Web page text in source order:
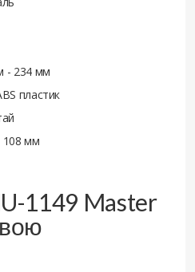
- 234 мм
пластик
108 мм
1149 Master